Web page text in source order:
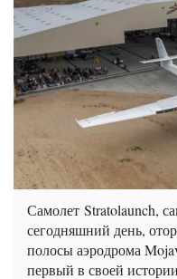
Самолет Stratolaunch,
сегодняшний день,
полосы аэродрома
первый в своей